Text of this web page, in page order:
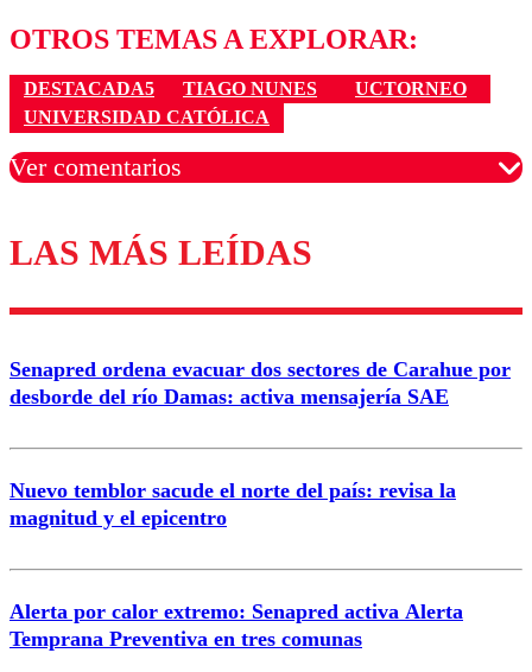
OTROS TEMAS A EXPLORAR:
DESTACADA5 TIAGO NUNES
UCTORNEO
UNIVERSIDAD CATÓLICA
Ver comentarios
Los comentarios son moderados para garantizar un
diálogo respetuoso.
Nombre
Correo
LAS MÁS LEÍDAS
Senapred ordena evacuar dos sectores de Carahue por
desborde del río Damas: activa mensajería SAE
Nuevo temblor sacude el norte del país: revisa la
magnitud y el epicentro
Alerta por calor extremo: Senapred activa Alerta
Temprana Preventiva en tres comunas